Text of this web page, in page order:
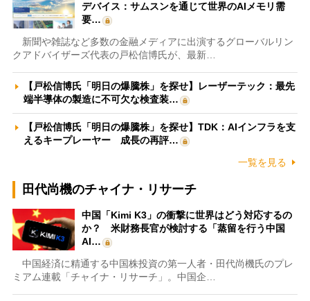
デバイス：サムスンを通じて世界のAIメモリ需
要…
新聞や雑誌など多数の金融メディアに出演するグローバルリン
クアドバイザーズ代表の戸松信博氏が、最新…
【戸松信博氏「明日の爆騰株」を探せ】レーザーテック：最先
端半導体の製造に不可欠な検査装…
【戸松信博氏「明日の爆騰株」を探せ】TDK：AIインフラを支
えるキープレーヤー 成長の再評…
一覧を見る
田代尚機のチャイナ・リサーチ
中国「Kimi K3」の衝撃に世界はどう対応するの
か？ 米財務長官が検討する「蒸留を行う中国
AI…
中国経済に精通する中国株投資の第一人者・田代尚機氏のプレ
ミアム連載「チャイナ・リサーチ」。中国企…